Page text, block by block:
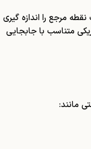
مرجع را اندازه گیری
متناسب با جابجایی
مانند: